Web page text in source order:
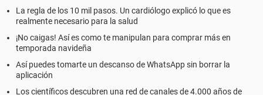
La regla de los 10 mil pasos. Un cardiólogo explicó lo que es
realmente necesario para la salud
¡No caigas! Así es como te manipulan para comprar más en
temporada navideña
Así puedes tomarte un descanso de WhatsApp sin borrar la
aplicación
Los científicos descubren una red de canales de 4.000 años de